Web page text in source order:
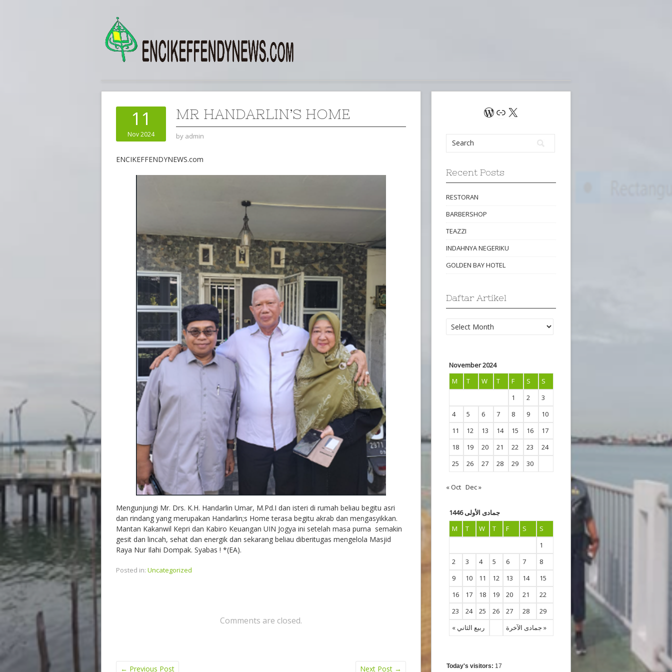
11
Nov 2024
MR HANDARLIN’S HOME
by admin
ENCIKEFFENDYNEWS.com
Mengunjungi Mr. Drs. K.H. Handarlin Umar, M.Pd.I dan isteri di rumah beliau begitu asri
dan rindang yang merupakan Handarlin;s Home terasa begitu akrab dan mengasyikkan.
Mantan Kakanwil Kepri dan Kabiro Keuangan UIN Jogya ini setelah masa purna semakin
gesit dan lincah, sehat dan energik dan sekarang beliau diberitugas mengelola Masjid
Raya Nur Ilahi Dompak. Syabas ! *(EA).
Posted in: Uncategorized
Comments are closed.
← Previous Post Next Post →
WordPress
Link
X
Recent Posts
RESTORAN
BARBERSHOP
TEAZZI
INDAHNYA NEGERIKU
GOLDEN BAY HOTEL
Daftar Artikel
Daftar
Artikel
November 2024
M
T W T F S
S
1
2
3
4
5 6 7 8 9
10
11
12 13 14 15 16
17
18
19 20 21 22 23
24
25
26 27 28 29 30
« Oct Dec »
جمادى الأولى 1446
M
T W T F S S
« ربيع الثاني جمادى الآخرة »
1
2
3 4 5 6 7
8
9
10 11 12 13 14
15
16
17 18 19 20 21
22
23
24 25 26 27 28 29
Today's visitors: 17